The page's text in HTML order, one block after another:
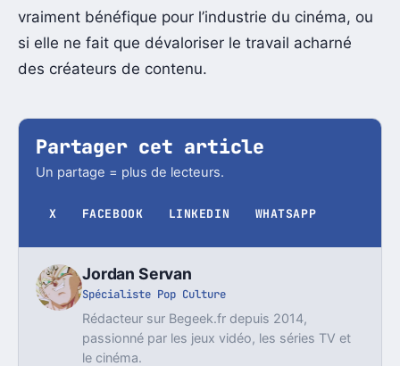
vraiment bénéfique pour l’industrie du cinéma, ou
si elle ne fait que dévaloriser le travail acharné
des créateurs de contenu.
Partager cet article
Un partage = plus de lecteurs.
X FACEBOOK LINKEDIN WHATSAPP
Jordan Servan
Spécialiste Pop Culture
Rédacteur sur Begeek.fr depuis 2014,
passionné par les jeux vidéo, les séries TV et
le cinéma.